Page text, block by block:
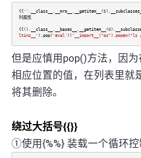
{{'' . __class__ . __mro__ . __getitem__ (5).
列属性
{{(). __class__ . __bases__ . __getitem__ (0).
ltins__' ).pop( 'eval' )(
但是应慎用pop()方法，因
相应位置的值，在列表里就
将其删除。
绕过大括号{{}}
①使用{%%} 装载一个循环控